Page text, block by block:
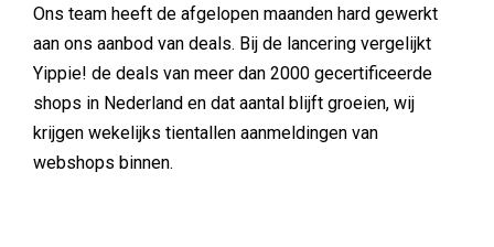
Ons team heeft de afgelopen maanden hard gewerkt
aan ons aanbod van deals. Bij de lancering vergelijkt
Yippie! de deals van meer dan 2000 gecertificeerde
shops in Nederland en dat aantal blijft groeien, wij
krijgen wekelijks tientallen aanmeldingen van
webshops binnen.